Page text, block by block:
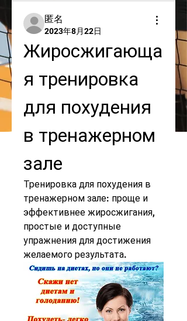
匿名
2023年8月22日
Жиросжигающа
я тренировка
для похудения
в тренажерном
зале
Тренировка для похудения в
тренажерном зале: проще и
эффективнее жиросжигания,
простые и доступные
упражнения для достижения
желаемого результата.